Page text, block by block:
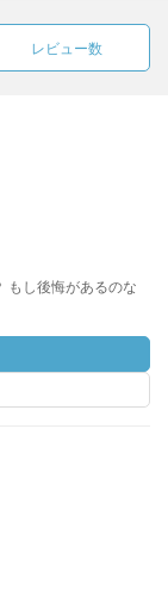
レビュー数
もし後悔があるのな